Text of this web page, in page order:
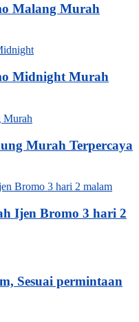
Malang Murah
Midnight Murah
Murah Terpercaya
Ijen Bromo 3 hari 2
Sesuai permintaan